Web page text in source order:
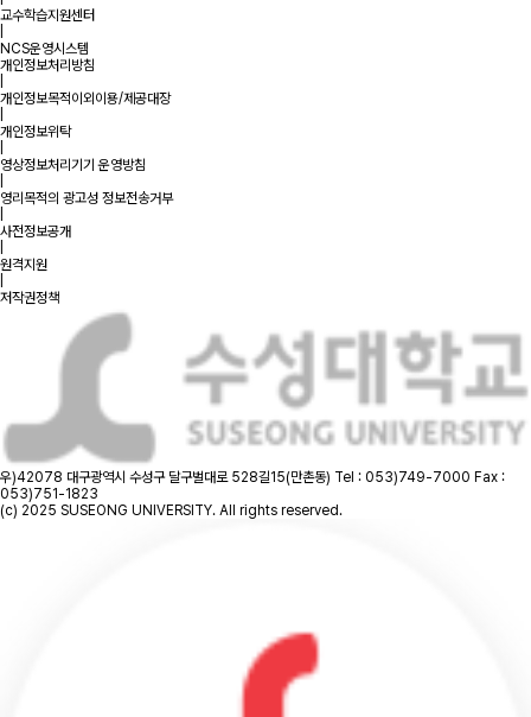
교수학습지원센터
NCS운영시스템
개인정보처리방침
개인정보목적이외이용/제공대장
개인정보위탁
영상정보처리기기 운영방침
영리목적의 광고성 정보전송거부
사전정보공개
원격지원
저작권정책
우)42078 대구광역시 수성구 달구벌대로 528길15(만촌동) Tel : 053)749-7000 Fax :
053)751-1823
(c) 2025 SUSEONG UNIVERSITY. All rights reserved.